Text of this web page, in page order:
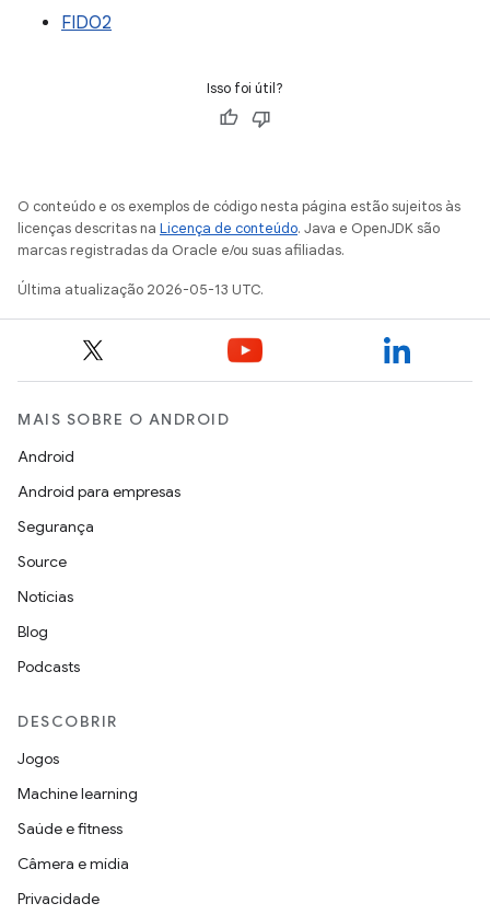
FIDO2
Isso foi útil?
O conteúdo e os exemplos de código nesta página estão sujeitos às
licenças descritas na Licença de conteúdo. Java e OpenJDK são
marcas registradas da Oracle e/ou suas afiliadas.
Última atualização 2026-05-13 UTC.
MAIS SOBRE O ANDROID
Android
Android para empresas
Segurança
Source
Notícias
Blog
Podcasts
DESCOBRIR
Jogos
Machine learning
Saúde e fitness
Câmera e mídia
Privacidade